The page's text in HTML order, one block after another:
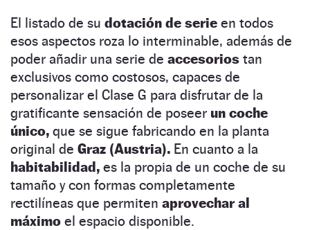
El listado de su dotación de serie en todos
esos aspectos roza lo interminable, además de
poder añadir una serie de accesorios tan
exclusivos como costosos, capaces de
personalizar el Clase G para disfrutar de la
gratificante sensación de poseer un coche
único, que se sigue fabricando en la planta
original de Graz (Austria). En cuanto a la
habitabilidad, es la propia de un coche de su
tamaño y con formas completamente
rectilíneas que permiten aprovechar al
máximo el espacio disponible.